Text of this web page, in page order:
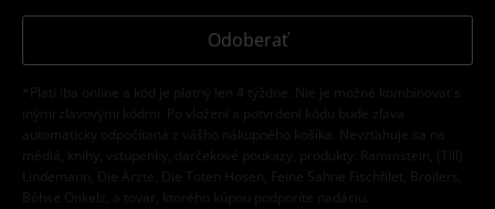
Odoberať
*Platí iba online a kód je platný len 4 týždne. Nie je možné kombinovať s
inými zľavovými kódmi. Po vložení a potvrdení kódu bude zľava
automaticky odpočítaná z vášho nákupného košíka. Nevzťahuje sa na
médiá, knihy, vstupenky, darčekové poukazy, produkty: Rammstein, (Till)
Lindemann, Die Ärzte, Die Toten Hosen, Feine Sahne Fischfilet, Broilers,
Böhse Onkelz, a tovar, ktorého kúpou podporíte nadáciu.